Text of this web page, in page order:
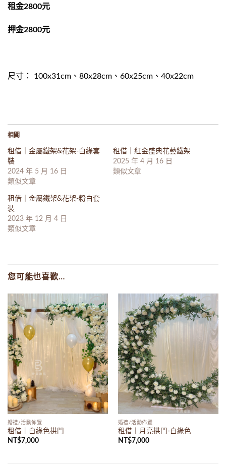
租金2800元
押金2800元
尺寸： 100x31cm、80x28cm、60x25cm、40x22cm
相關
租借｜金屬鐵架&花架-白綠套
裝
2024 年 5 月 16 日
類似文章
租借｜紅金盛典花藝鐵架
2025 年 4 月 16 日
類似文章
租借｜金屬鐵架&花架-粉白套
裝
2023 年 12 月 4 日
類似文章
您可能也喜歡…
Add to
wishlist
婚禮/活動佈置
租借｜白綠色拱門
NT$7,000
Add to
婚禮/活動佈置
租借｜月亮拱門-白綠色
NT$7,000